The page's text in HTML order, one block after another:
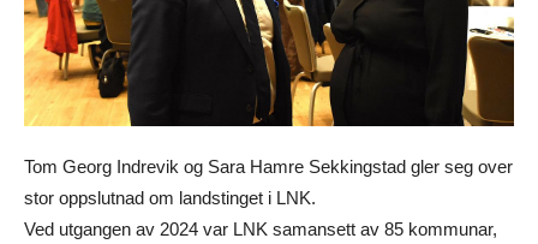
Tom Georg Indrevik og Sara Hamre Sekkingstad gler seg over
stor oppslutnad om landstinget i LNK.
Ved utgangen av 2024 var LNK samansett av 85 kommunar,